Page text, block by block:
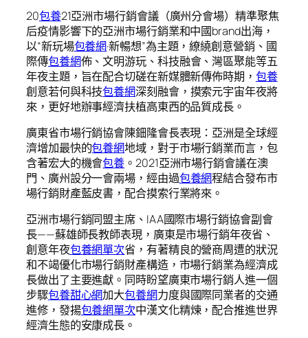
20包養21亞洲市場行銷會議（廣州分會場）精準聚焦
后疫情影響下的亞洲市場行銷業和中國brand出海，
以“新玩場包養網·新暢想”為主題，繚繞創意營銷、國
際傳包養網佈、文明游玩、科技融會、灣區聚能等五
年夜主題，旨在配合切磋在新媒體新傳佈時期， 包養
創意若何與科技包養網深刻融會，摸索元宇宙年夜將
來，更好地辦事經濟扶植高東西的品質成長。
廣東省市場行銷協會陳鈿隆會長表現：亞洲是全球經
濟增加最快的包養網地域，對于市場行銷業而言，包
含著宏大的機會包養 。2021亞洲市場行銷會議在澳
門、廣州設分一會兩場，經由過包養網程結合發布市
場行銷財產藍皮書，配合摸索行業將來。
亞洲市場行銷同盟主席、IAA國際市場行銷協會副會
長——蘇雄師長教師表現，廣東是市場行銷年夜省、
創意年夜包養網單次省，有著精良的營商周遭的狀況
和不竭優化市場行銷財產構造，市場行銷業為經濟成
長做出了主要進獻。同時盼望廣東市場行銷人進一個
步驟包養甜心網加大包養網力度與國際同業者的交通
進修，發揚包養網單次中漢文化精煉，配合推進世界
經濟生態的安康成長。